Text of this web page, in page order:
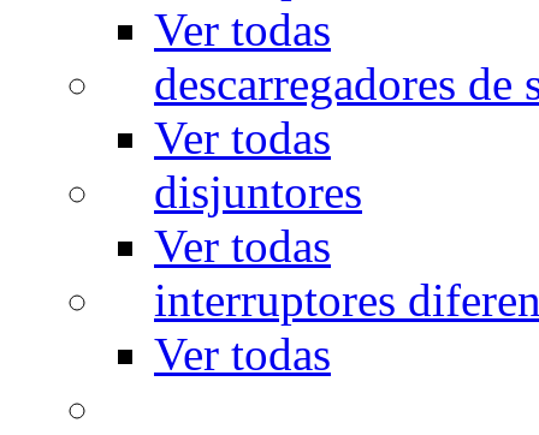
Ver todas
descarregadores de
Ver todas
disjuntores
Ver todas
interruptores
Ver todas